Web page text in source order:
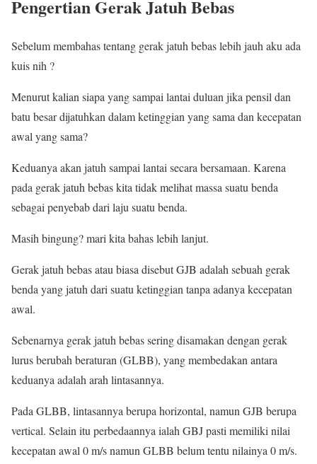
Pengertian Gerak Jatuh Bebas
Sebelum membahas tentang gerak jatuh bebas lebih jauh aku ada
kuis nih ?
Menurut kalian siapa yang sampai lantai duluan jika pensil dan
batu besar dijatuhkan dalam ketinggian yang sama dan kecepatan
awal yang sama?
Keduanya akan jatuh sampai lantai secara bersamaan. Karena
pada gerak jatuh bebas kita tidak melihat massa suatu benda
sebagai penyebab dari laju suatu benda.
Masih bingung? mari kita bahas lebih lanjut.
Gerak jatuh bebas atau biasa disebut GJB adalah sebuah gerak
benda yang jatuh dari suatu ketinggian tanpa adanya kecepatan
awal.
Sebenarnya gerak jatuh bebas sering disamakan dengan gerak
lurus berubah beraturan (GLBB), yang membedakan antara
keduanya adalah arah lintasannya.
Pada GLBB, lintasannya berupa horizontal, namun GJB berupa
vertical. Selain itu perbedaannya ialah GBJ pasti memiliki nilai
kecepatan awal 0 m/s namun GLBB belum tentu nilainya 0 m/s.